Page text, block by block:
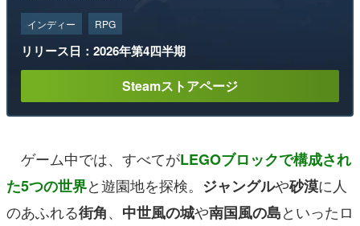
インディー RPG
リリース日：2026年第4四半期
Steamストアページ
ゲーム中では、すべてがLEGOブロックで構成され
た5つの世界と遊園地を探検。 ジャングルや砂漠に人
のあふれる街角、 中世風の城や南国風の島といったロ